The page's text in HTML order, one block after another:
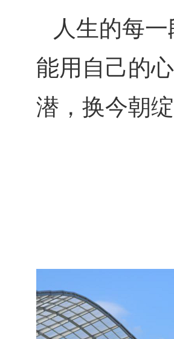
人生的每
能用自己的
潜，换今朝绽